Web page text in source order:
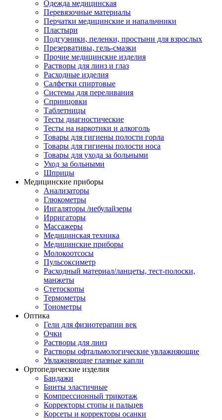
Одежда медицинская
Перевязочные материалы
Перчатки медицинские и напальчники
Пластыри
Подгузники, пеленки, простыни для взрослых
Презервативы, гель-смазки
Прочие медицинские изделия
Растворы для линз и глаз
Расходные изделия
Салфетки спиртовые
Системы для переливания
Спринцовки
Таблетницы
Тесты диагностические
Тесты на наркотики и алкоголь
Товары для гигиены полости горла
Товары для гигиены полости носа
Товары для ухода за больными
Уход за больными
Шприцы
Медицинские приборы
Анализаторы
Глюкометры
Ингаляторы /небулайзеры
Ирригаторы
Массажеры
Медицинская техника
Медицинские приборы
Молокоотсосы
Пульсоксиметр
Расходный материал/ланцеты, тест-полоски,
манжеты
Стетоскопы
Термометры
Тонометры
Оптика
Гели для физиотерапии век
Очки
Растворы для линз
Растворы офтальмологические увлажняющие
Увлажняющие глазные капли
Ортопедические изделия
Бандажи
Бинты эластичные
Компрессионный трикотаж
Корректоры стопы и пальцев
Корсеты и корректоры осанки